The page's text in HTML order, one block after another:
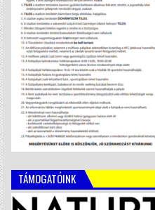
TÁMOGATÓINK